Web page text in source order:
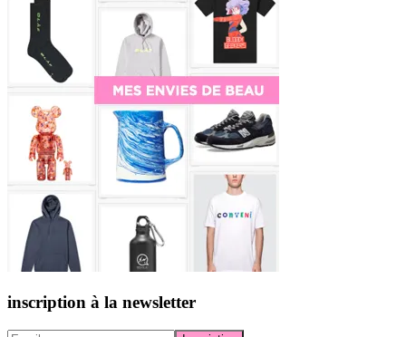
inscription à la newsletter